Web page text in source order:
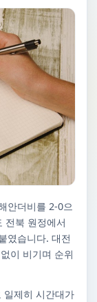
안더비를 2-0으
전북 원정에서
였습니다. 대전
이 비기며 순위
일제히 시간대가